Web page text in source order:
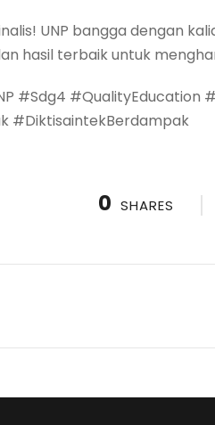
UNP bangga dengan
hasil terbaik untuk
#Sdg4 #QualityEducation
#DiktisaintekBerdampak
0 SHARES